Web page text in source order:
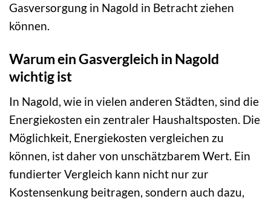
Gasversorgung in Nagold in Betracht ziehen
können.
Warum ein Gasvergleich in Nagold
wichtig ist
In Nagold, wie in vielen anderen Städten, sind die
Energiekosten ein zentraler Haushaltsposten. Die
Möglichkeit, Energiekosten vergleichen zu
können, ist daher von unschätzbarem Wert. Ein
fundierter Vergleich kann nicht nur zur
Kostensenkung beitragen, sondern auch dazu,